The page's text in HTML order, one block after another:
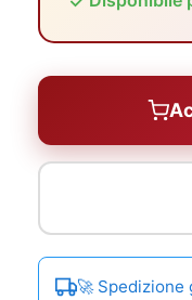
🚀 Spedizione